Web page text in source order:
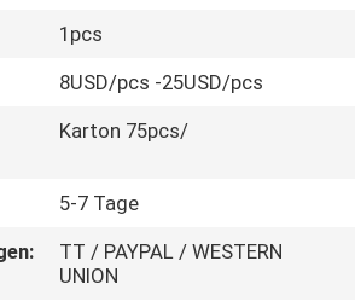
1pcs
8USD/pcs -25USD/pcs
Karton 75pcs/
5-7 Tage
TT / PAYPAL / WESTERN
UNION